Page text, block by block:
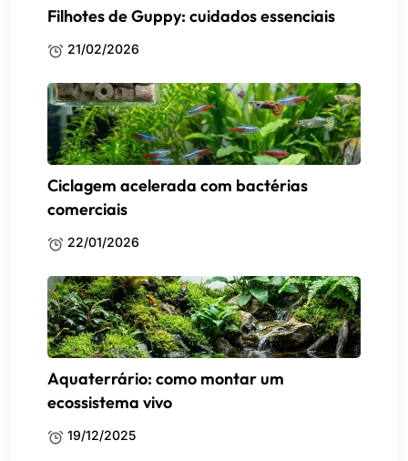
Filhotes de Guppy: cuidados essenciais
21/02/2026
Ciclagem acelerada com bactérias
comerciais
22/01/2026
Aquaterrário: como montar um
ecossistema vivo
19/12/2025